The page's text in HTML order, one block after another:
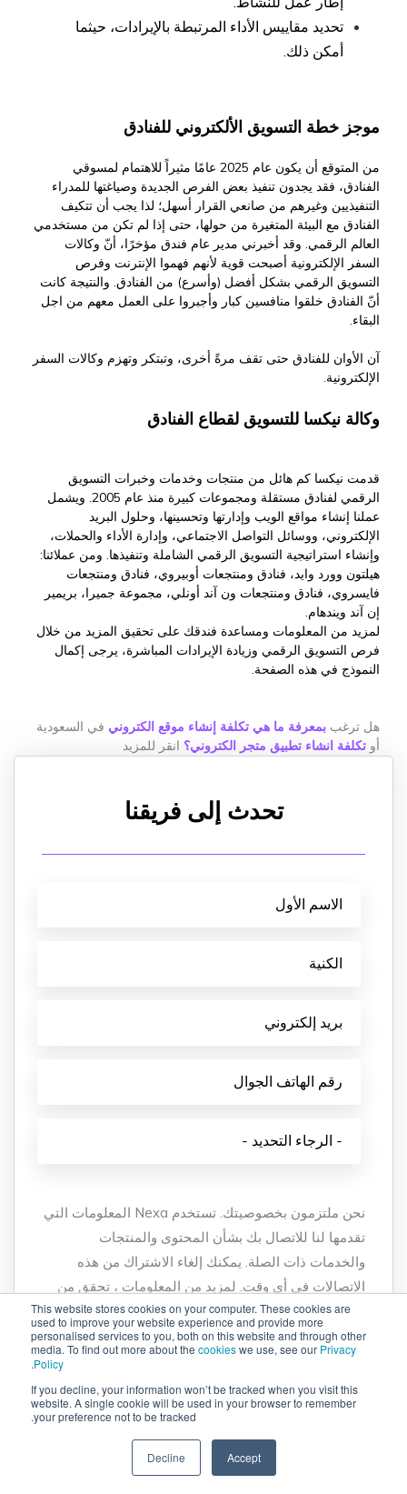
This website stores cookies on your computer. These cookies are
used to improve your website experience and provide more
personalised services to you, both on this website and through other
media. To find out more about the cookieswe use, see our Privacy
Policy
.
If you decline, your information won’t be tracked when you visit this
website. A single cookie will be used in your browser to remember
your preference not to be tracked.
Accept
Decline
+971 52 869 2447
تحديد مقاييس الأداء المرتبطة بالإيرادات، حيثما
أمكن ذلك.
موجز خطة التسويق الألكتروني للفنادق
من المتوقع أن يكون عام 2025 عامًا مثيراً للاهتمام لمسوقي
الفنادق، فقد يجدون تنفيذ بعض الفرص الجديدة وصياغتها للمدراء
التنفيذيين وغيرهم من صانعي القرار أسهل؛ لذا يجب أن تتكيف
الفنادق مع البيئة المتغيرة من حولها، حتى إذا لم تكن من مستخدمي
العالم الرقمي. وقد أخبرني مدير عام فندق مؤخرًا، أنّ وكالات
السفر الإلكترونية أصبحت قوية لأنهم فهموا الإنترنت وفرص
التسويق الرقمي بشكل أفضل (وأسرع) من الفنادق. والنتيجة كانت
أنّ الفنادق خلقوا منافسين كبار وأجبروا على العمل معهم من اجل
البقاء.
آن الأوان للفنادق حتى تقف مرةً أخرى، وتبتكر وتهزم وكالات السفر
الإلكترونية.
وكالة نيكسا للتسويق لقطاع الفنادق
قدمت نيكسا كم هائل من منتجات وخدمات وخبرات التسويق
الرقمي لفنادق مستقلة ومجموعات كبيرة منذ عام 2005. ويشمل
عملنا إنشاء مواقع الويب وإدارتها وتحسينها، وحلول البريد
الإلكتروني، ووسائل التواصل الاجتماعي، وإدارة الأداء والحملات،
وإنشاء استراتيجية التسويق الرقمي الشاملة وتنفيذها. ومن عملائنا:
هيلتون وورد وايد، فنادق ومنتجعات أوبيروي، فنادق ومنتجعات
فايسروي، فنادق ومنتجعات ون آند أونلي، مجموعة جميرا، بريمير
إن آند ويندهام.
لمزيد من المعلومات ومساعدة فندقك على تحقيق المزيد من خلال
فرص التسويق الرقمي وزيادة الإيرادات المباشرة، يرجى إكمال
النموذج في هذه الصفحة.
هل ترغب بمعرفة ما هي تكلفة إنشاء موقع الكتروني في السعودية
أو تكلفة انشاء تطبيق متجر الكتروني؟ انقر للمزيد
تحدث إلى فريقنا
نحن ملتزمون بخصوصيتك. تستخدم Nexa المعلومات التي
تقدمها لنا للاتصال بك بشأن المحتوى والمنتجات
والخدمات ذات الصلة. يمكنك إلغاء الاشتراك من هذه
الاتصالات في أي وقت. لمزيد من المعلومات ، تحقق من
سياسة الخصوصية الخاصة بنا.